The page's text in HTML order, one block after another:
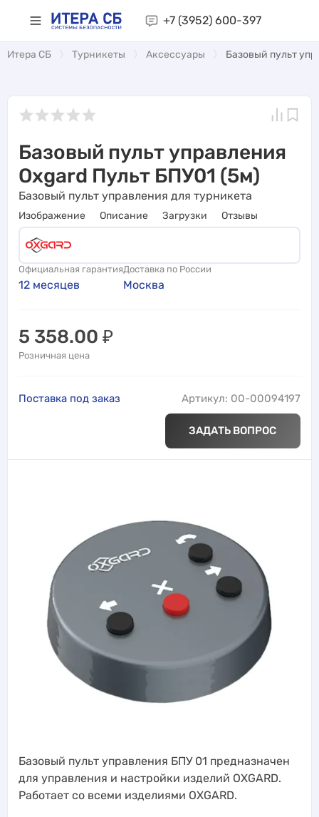
+7 (3952) 600-397
Итера СБ Турникеты Аксессуары Базовый пульт
Базовый пульт управления
Oxgard Пульт БПУ01 (5м)
Базовый пульт управления для турникета
Изображение Описание Загрузки Отзывы
Официальная гарантия
12 месяцев
Доставка по России
Москва
5 358.00 ₽
Розничная цена
Поставка под заказ Артикул: 00-00094197
ЗАДАТЬ ВОПРОС
Базовый пульт управления БПУ 01 предназначен
для управления и настройки изделий OXGARD.
Работает со всеми изделиями OXGARD.